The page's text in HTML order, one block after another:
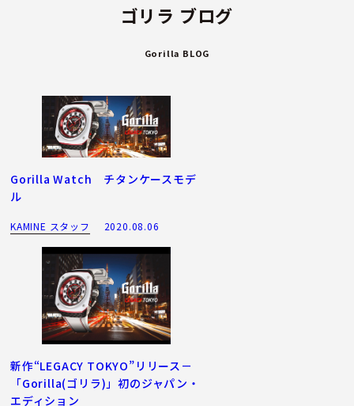
ゴリラ ブログ
Gorilla BLOG
Gorilla Watch チタンケースモデ
ル
KAMINE スタッフ 2020.08.06
新作“LEGACY TOKYO”リリース－
「Gorilla(ゴリラ)」初のジャパン・
エディション